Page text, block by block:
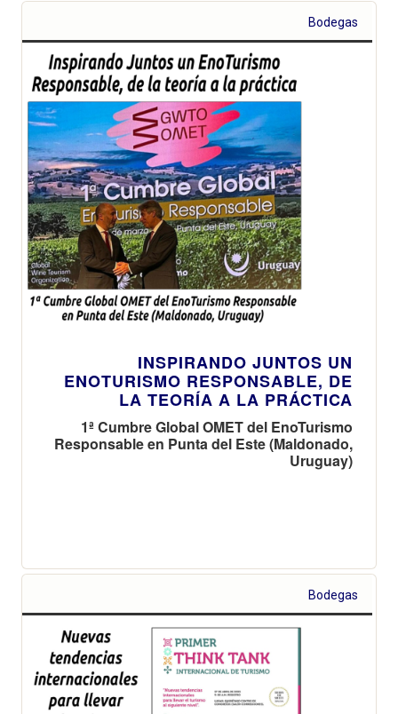
Bodegas
INSPIRANDO JUNTOS UN
ENOTURISMO RESPONSABLE, DE
LA TEORÍA A LA PRÁCTICA
1ª Cumbre Global OMET del EnoTurismo
Responsable en Punta del Este (Maldonado,
Uruguay)
Bodegas